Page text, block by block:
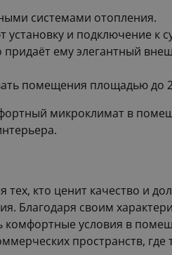
системами отопления.
и подключение к
ему элегантный
помещения площадью до
микроклимат в
кто ценит качество и
Благодаря своим
комфортные условия в
пространств,